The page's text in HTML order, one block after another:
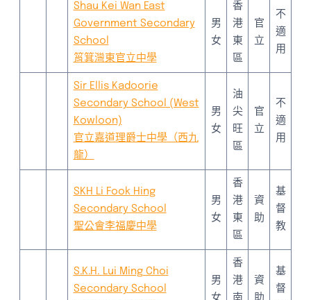
Shau Kei Wan East
Government Secondary
School
筲箕灣東官立中學
男
女
香
港
東
區
官
立
不
適
用
Sir Ellis Kadoorie
Secondary School (West
Kowloon)
官立嘉道理爵士中學（西九
龍）
男
女
油
尖
旺
區
官
立
不
適
用
SKH Li Fook Hing
Secondary School
聖公會李福慶中學
男
女
香
港
東
區
資
助
基
督
教
S.K.H. Lui Ming Choi
Secondary School
男
香
港
資
基
督